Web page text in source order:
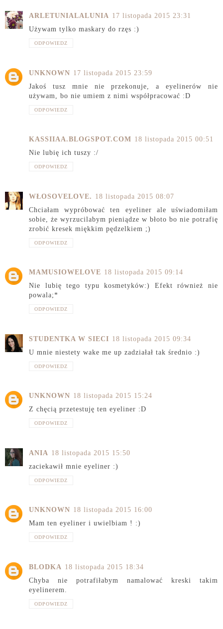
ARLETUNIALALUNIA 17 listopada 2015 23:31
Używam tylko maskary do rzęs :)
ODPOWIEDZ
UNKNOWN 17 listopada 2015 23:59
Jakoś tusz mnie nie przekonuje, a eyelinerów nie
używam, bo nie umiem z nimi współpracować :D
ODPOWIEDZ
KASSIIAA.BLOGSPOT.COM 18 listopada 2015 00:51
Nie lubię ich tuszy :/
ODPOWIEDZ
WŁOSOVELOVE. 18 listopada 2015 08:07
Chciałam wypróbować ten eyeliner ale uświadomiłam
sobie, że wyrzucilabym pieniądze w błoto bo nie potrafię
zrobić kresek miękkim pędzelkiem ;)
ODPOWIEDZ
MAMUSIOWELOVE 18 listopada 2015 09:14
Nie lubię tego typu kosmetyków:) Efekt również nie
powala;*
ODPOWIEDZ
STUDENTKA W SIECI 18 listopada 2015 09:34
U mnie niestety wake me up zadziałał tak średnio :)
ODPOWIEDZ
UNKNOWN 18 listopada 2015 15:24
Z chęcią przetestuję ten eyeliner :D
ODPOWIEDZ
ANIA 18 listopada 2015 15:50
zaciekawił mnie eyeliner :)
ODPOWIEDZ
UNKNOWN 18 listopada 2015 16:00
Mam ten eyeliner i uwielbiam ! :)
ODPOWIEDZ
BLODKA 18 listopada 2015 18:34
Chyba nie potrafiłabym namalować kreski takim
eyelinerem.
ODPOWIEDZ